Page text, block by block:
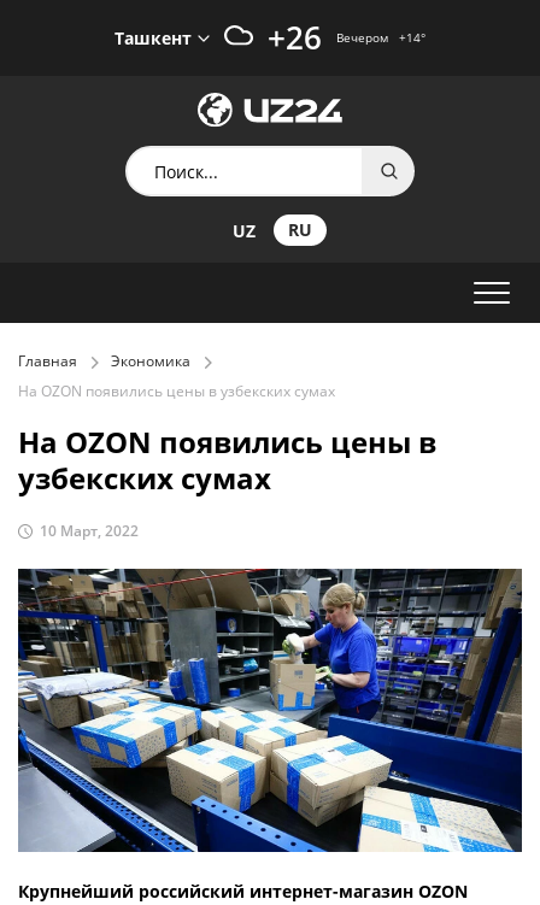
Ташкент +26 Вечером +14°
UZ RU
Главная
Экономика
На OZON появились цены в узбекских сумах
На OZON появились цены в
узбекских сумах
10 Март, 2022
Крупнейший российский интернет-магазин OZON